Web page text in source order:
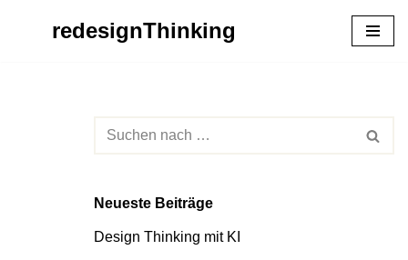
redesignThinking
Neueste Beiträge
Design Thinking mit KI